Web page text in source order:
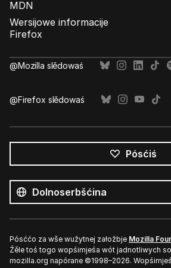
MDN
Wersijowe informacije
Firefox
@Mozilla slědowaś
@Firefox slědowaś
Pósćiś
rěcy
Rěc
Pósććo za wše wužytnej załožbje Mozilla
Źěle toś togo wopśimjeśa wót jadnotliwych
mozilla.org napórane ©1998–2026.